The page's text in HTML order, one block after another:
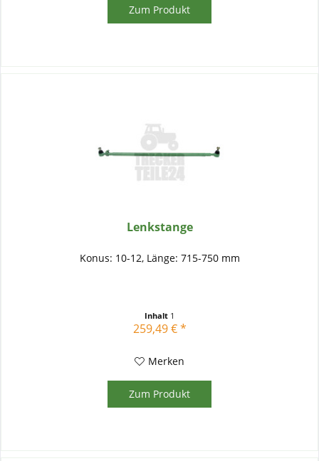
Zum Produkt
Lenkstange
Konus: 10-12, Länge: 715-750 mm
Inhalt 1
259,49 € *
Merken
Zum Produkt